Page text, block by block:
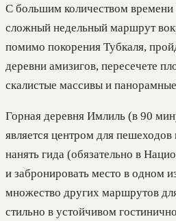
С большим количеством
сложный недельный маршрут
помимо покорения Тубкаля,
деревни амизигов, пересечете
скалистые массивы и
Горная деревня Имлиль (в 90
является центром для
нанять гида (обязательно в
и забронировать место в одном
множество других маршрутов
стильно в устойчивом